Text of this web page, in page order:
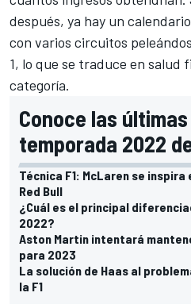
después, ya hay un
con varios circuitos
1, lo que se traduce en salud
categoría.
Conoce las
temporada 2022
Técnica F1: McLaren se
Red Bull
¿Cuál es el principal
2022?
Aston Martin intentará
para 2023
La solución de Haas al
la F1